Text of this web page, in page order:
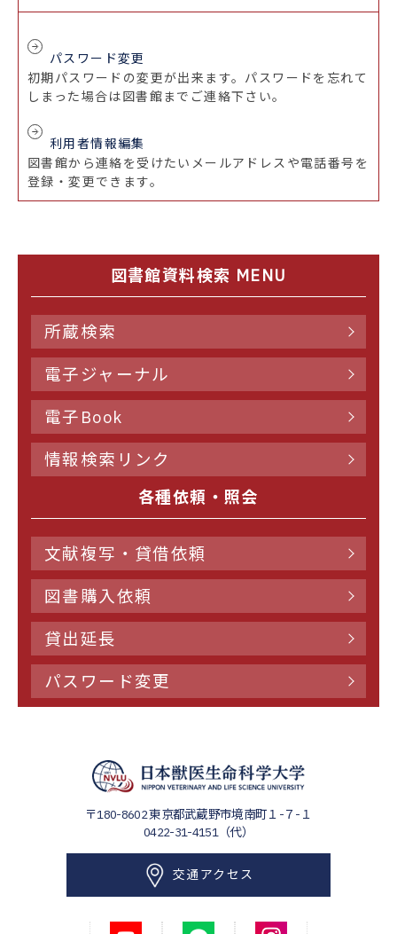
パスワード変更
初期パスワードの変更が出来ます。パスワードを忘れて
しまった場合は図書館までご連絡下さい。
利用者情報編集
図書館から連絡を受けたいメールアドレスや電話番号を
登録・変更できます。
図書館資料検索 MENU
所蔵検索
電子ジャーナル
電子Book
情報検索リンク
各種依頼・照会
文献複写・貸借依頼
図書購入依頼
貸出延長
パスワード変更
〒180-8602東京都武蔵野市境南町１-７-１
0422-31-4151（代）
交通アクセス